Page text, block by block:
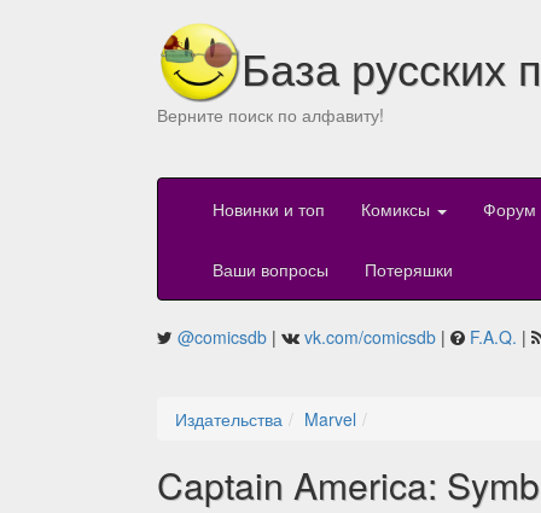
База русских
Верните поиск по алфавиту!
Новинки и топ Комиксы Форум
Ваши вопросы Потеряшки
@comicsdb | vk.com/comicsdb | F.A.Q. |
Издательства Marvel
Captain America: